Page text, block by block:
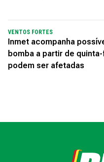
VENTOS FORTES
Inmet acompanha
bomba a partir de
podem ser afetadas